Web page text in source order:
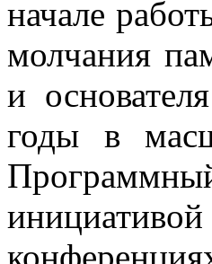
начале
молчания
и
годы в